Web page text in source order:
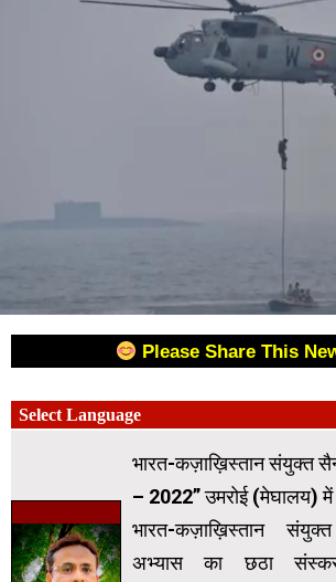
Please Share This
भारत-कज़ाख़िस्तान संयुक्त
– 2022” उमरोई (मेघालय) में
भारत-कज़ाख़िस्तान
अभ्यास का छठा